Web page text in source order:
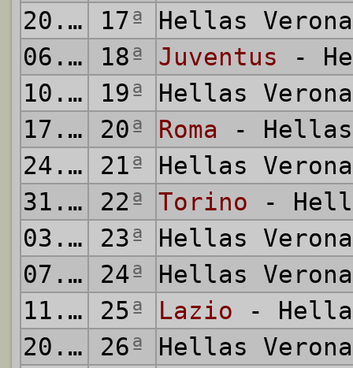
20.12.2015
17ª
Hellas
06.01.2016
18ª Juventus -
10.01.2016
19ª
Hellas
17.01.2016
20ª Roma - Hellas
24.01.2016
21ª
Hellas
31.01.2016
22ª Torino -
03.02.2016
23ª
Hellas
07.02.2016
24ª
Hellas
11.02.2016
25ª Lazio -
20.02.2016
26ª
Hellas